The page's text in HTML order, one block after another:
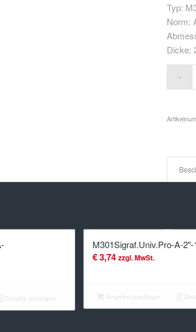
Typ:
Norm:
Dicke:
M301Sigraf.Univ.Pro-A-
€3,74 zzgl. MwSt.